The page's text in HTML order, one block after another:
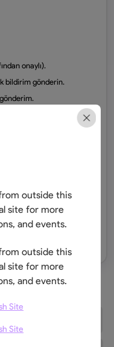
outside this
site for more
and events.
outside this
site for more
and events.
Site
Site
onaylı).
bildirim gönderin.
Al